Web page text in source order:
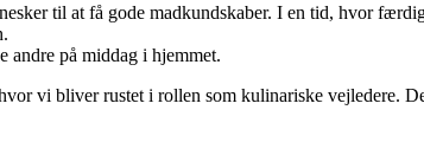
til at få gode madkundskaber. I en tid, hvor
andre på middag i hjemmet.
vi bliver rustet i rollen som kulinariske vejledere.